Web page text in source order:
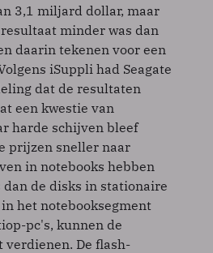
3,1 miljard dollar, maar
minder was dan
daarin tekenen voor een
iSuppli had Seagate
dat de resultaten
een kwestie van
harde schijven bleef
prijzen sneller naar
in notebooks hebben
de disks in stationaire
het notebooksegment
pc's, kunnen de
verdienen. De flash-